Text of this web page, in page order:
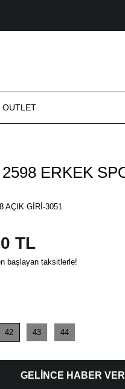
OUTLET
ERKEK
AÇIK GİRİ-3051
TL
başlayan taksitlerle!
42 43 44
GELİNCE HABER VER